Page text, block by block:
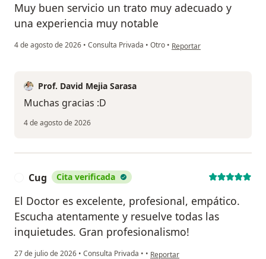
Muy buen servicio un trato muy adecuado y
una experiencia muy notable
4 de agosto de 2026 • Consulta Privada • Otro • en opinión del usuario
Reportar
Prof. David Mejia Sarasa
Muchas gracias :D
4 de agosto de 2026
Cug Cita verificada
El Doctor es excelente, profesional, empático.
Escucha atentamente y resuelve todas las
inquietudes. Gran profesionalismo!
27 de julio de 2026 • Consulta Privada • • en opinión del usuario Cug
Reportar